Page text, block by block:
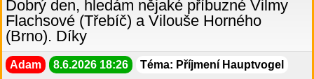
Dobrý den, hledám nějaké příbuzné Vilmy
Flachsové (Třebíč) a Vilouše Horného
(Brno). Díky
Adam 8.6.2026 18:26 Téma: Příjmení Hauptvogel